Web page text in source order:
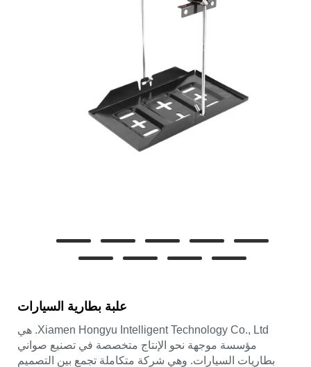
علبة بطارية السيارات
Xiamen Hongyu Intelligent Technology Co., Ltd. هي
مؤسسة موجهة نحو الإنتاج متخصصة في تصنيع صواني
بطاريات السيارات. وهي شركة متكاملة تجمع بين التصميم